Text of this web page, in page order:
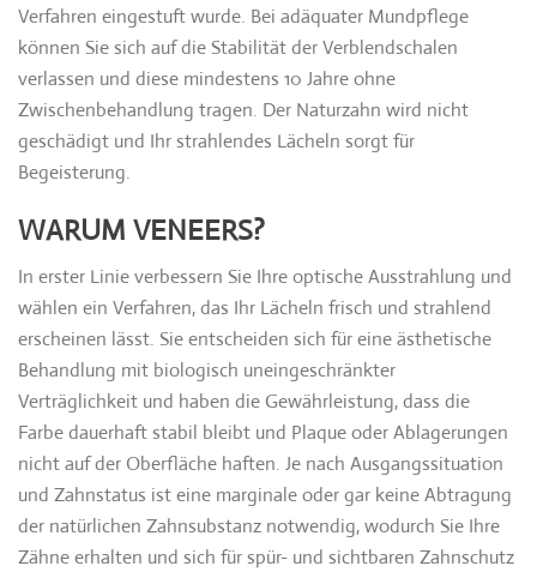
Verfahren eingestuft wurde. Bei adäquater Mundpflege
können Sie sich auf die Stabilität der Verblendschalen
verlassen und diese mindestens 10 Jahre ohne
Zwischenbehandlung tragen. Der Naturzahn wird nicht
geschädigt und Ihr strahlendes Lächeln sorgt für
Begeisterung.
WARUM VENEERS?
In erster Linie verbessern Sie Ihre optische Ausstrahlung und
wählen ein Verfahren, das Ihr Lächeln frisch und strahlend
erscheinen lässt. Sie entscheiden sich für eine ästhetische
Behandlung mit biologisch uneingeschränkter
Verträglichkeit und haben die Gewährleistung, dass die
Farbe dauerhaft stabil bleibt und Plaque oder Ablagerungen
nicht auf der Oberfläche haften. Je nach Ausgangssituation
und Zahnstatus ist eine marginale oder gar keine Abtragung
der natürlichen Zahnsubstanz notwendig, wodurch Sie Ihre
Zähne erhalten und sich für spür- und sichtbaren Zahnschutz